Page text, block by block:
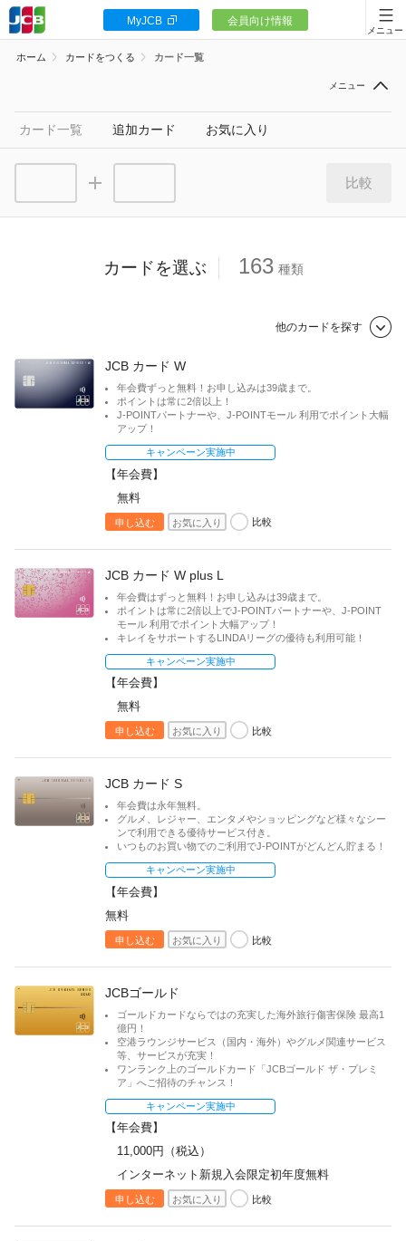
カードをつくる
入会キャンペーン
お客様サポート
法人のお客様
加盟店のお客様
会員向け情報
MyJCB
ホーム カードをつくる カード一覧
カード一覧 追加カード お気に入り
比較
カードを選ぶ 163 種類
他のカードを探す
ゴールド
ショッピング
スポーツ
トラベル・交通
マイル対象
提携先ポイント対象
年会費無料
キャッシュバック
新社会人向け
入会キャンペーン実施中
ローンカード
中小企業・個人事業主向け
大規模企業向け
個人クレジット
法人クレジット
オンライン入会申し込み
入会申込書請求
JCB カード W
年会費ずっと無料！お申し込みは39歳まで。
ポイントは常に2倍以上！
J-POINTパートナーや、J-POINTモール 利用でポイント大幅
アップ！
キャンペーン実施中
【年会費】
無料
申し込む お気に入り 比較
JCB カード W plus L
年会費はずっと無料！お申し込みは39歳まで。
ポイントは常に2倍以上でJ-POINTパートナーや、J-POINT
モール 利用でポイント大幅アップ！
キレイをサポートするLINDAリーグの優待も利用可能！
キャンペーン実施中
【年会費】
無料
申し込む お気に入り 比較
JCB カード S
年会費は永年無料。
グルメ、レジャー、エンタメやショッピングなど様々なシー
ンで利用できる優待サービス付き。
いつものお買い物でのご利用でJ-POINTがどんどん貯まる！
キャンペーン実施中
【年会費】
無料
申し込む お気に入り 比較
JCBゴールド
ゴールドカードならではの充実した海外旅行傷害保険 最高1
億円！
空港ラウンジサービス（国内・海外）やグルメ関連サービス
等、サービスが充実！
ワンランク上のゴールドカード「JCBゴールド ザ・プレミ
ア」へご招待のチャンス！
キャンペーン実施中
【年会費】
11,000円（税込）
インターネット新規入会限定初年度無料
申し込む お気に入り 比較